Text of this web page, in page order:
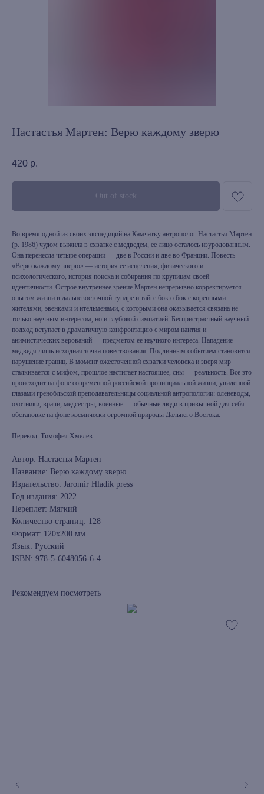
Настастья Мартен: Верю каждому зверю
420 р.
Out of stock
Во время одной из своих экспедиций на Камчатку антрополог Настастья Мартен
(р. 1986) чудом выжила в схватке с медведем, ее лицо осталось изуродованным.
Она перенесла четыре операции — две в России и две во Франции. Повесть
«Верю каждому зверю» — история ее исцеления, физического и
психологического, история поиска и собирания по крупицам своей
идентичности. Острое внутреннее зрение Мартен непрерывно корректируется
опытом жизни в дальневосточной тундре и тайге бок о бок с коренными
жителями, эвенками и ительменами, с которыми она оказывается связана не
только научным интересом, но и глубокой симпатией. Беспристрастный научный
подход вступает в драматичную конфронтацию с миром наития и
анимистических верований — предметом ее научного интереса. Нападение
медведя лишь исходная точка повествования. Подлинным событием становится
нарушение границ. В момент ожесточенной схватки человека и зверя мир
сталкивается с мифом, прошлое настигает настоящее, сны — реальность. Все это
происходит на фоне современной российской провинциальной жизни, увиденной
глазами гренобльской преподавательницы социальной антропологии: оленеводы,
охотники, врачи, медсестры, военные — обычные люди в привычной для себя
обстановке на фоне космически огромной природы Дальнего Востока.
Перевод: Тимофея Хмелёв
Автор: Настастья Мартен
Название: Верю каждому зверю
Издательство: Jaromir Hladik press
Год издания: 2022
Переплет: Мягкий
Количество страниц: 128
Формат: 120х200 мм
Язык: Русский
ISBN: 978-5-6048056-6-4
Рекомендуем посмотреть